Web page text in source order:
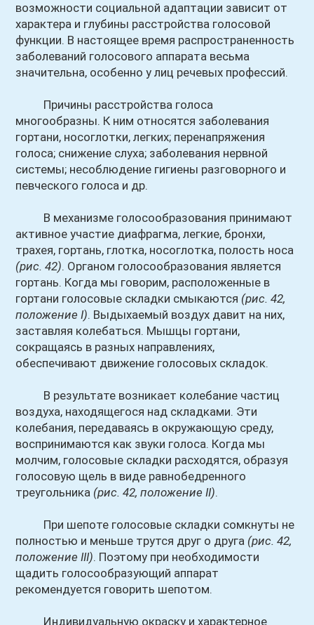
возможности социальной адаптации зависит от
характера и глубины расстройства голосовой
функции. В настоящее время распространенность
заболеваний голосового аппарата весьма
значительна, особенно у лиц речевых профессий.
Причины расстройства голоса
многообразны. К ним относятся заболевания
гортани, носоглотки, легких; перенапряжения
голоса; снижение слуха; заболевания нервной
системы; несоблюдение гигиены разговорного и
певческого голоса и др.
В механизме голосообразования принимают
активное участие диафрагма, легкие, бронхи,
трахея, гортань, глотка, носоглотка, полость носа
(рис. 42). Органом голосообразования является
гортань. Когда мы говорим, расположенные в
гортани голосовые складки смыкаются (рис. 42,
положение I). Выдыхаемый воздух давит на них,
заставляя колебаться. Мышцы гортани,
сокращаясь в разных направлениях,
обеспечивают движение голосовых складок.
В результате возникает колебание частиц
воздуха, находящегося над складками. Эти
колебания, передаваясь в окружающую среду,
воспринимаются как звуки голоса. Когда мы
молчим, голосовые складки расходятся, образуя
голосовую щель в виде равнобедренного
треугольника (рис. 42, положение II).
При шепоте голосовые складки сомкнуты не
полностью и меньше трутся друг о друга (рис. 42,
положение III). Поэтому при необходимости
щадить голосообразующий аппарат
рекомендуется говорить шепотом.
Индивидуальную окраску и характерное